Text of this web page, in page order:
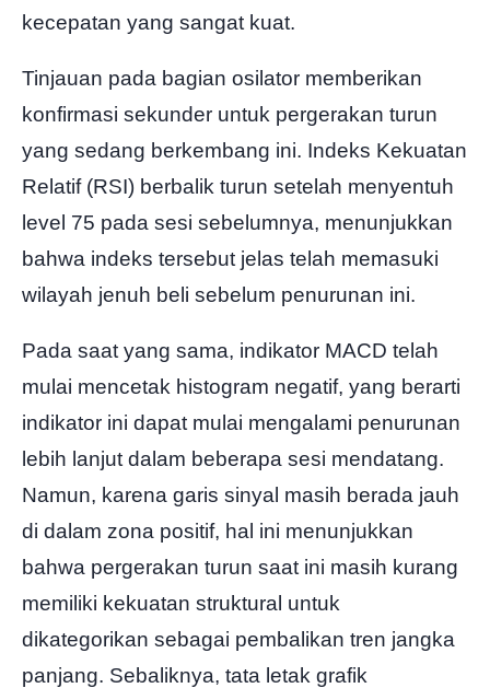
kecepatan yang sangat kuat.
Tinjauan pada bagian osilator memberikan
konfirmasi sekunder untuk pergerakan turun
yang sedang berkembang ini. Indeks Kekuatan
Relatif (RSI) berbalik turun setelah menyentuh
level 75 pada sesi sebelumnya, menunjukkan
bahwa indeks tersebut jelas telah memasuki
wilayah jenuh beli sebelum penurunan ini.
Pada saat yang sama, indikator MACD telah
mulai mencetak histogram negatif, yang berarti
indikator ini dapat mulai mengalami penurunan
lebih lanjut dalam beberapa sesi mendatang.
Namun, karena garis sinyal masih berada jauh
di dalam zona positif, hal ini menunjukkan
bahwa pergerakan turun saat ini masih kurang
memiliki kekuatan struktural untuk
dikategorikan sebagai pembalikan tren jangka
panjang. Sebaliknya, tata letak grafik